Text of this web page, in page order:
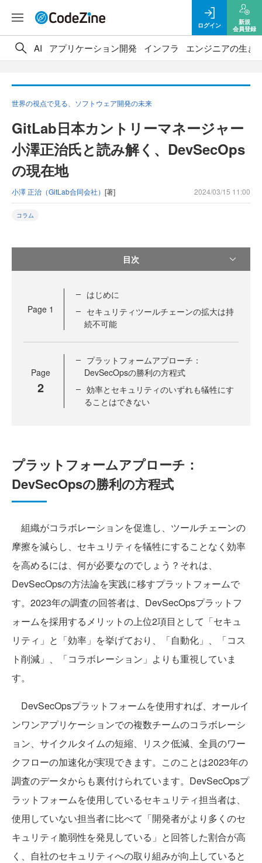
ログイン
新規
会員登録
AI アプリケーション開発 インフラ エンジニアの生き
世界の視点で見る、ソフトウェア開発の未来
GitLab日本カントリーマネージャー
小澤正治氏と読み解く、DevSecOps
の現在地
小澤 正治（GitLab合同会社） [著] 2024/03/15 11:00
コラム
目次
Page 1
はじめに
セキュリティツールチェーンの拡大は持
続不可能
Page
2
プラットフォームアプローチ：
DevSecOpsの勝利の方程式
効率とセキュリティのいずれも犠牲にす
ることはできない
プラットフォームアプローチ：
DevSecOpsの勝利の方程式
組織がコラボレーションを促進し、ツールチェーンの
摩擦を減らし、セキュリティを犠牲にすることなく効率
を高めるには、何が必要なのでしょう？それは、
DevSecOpsの方法論を実践に移すプラットフォームで
す。2023年の調査の回答者は、DevSecOpsプラットフ
ォームを採用するメリットの上位2項目として「セキュ
リティ」と「効率」を挙げており、「自動化」、「コス
ト削減」、「コラボレーション」よりも重視していま
す。
DevSecOpsプラットフォームを使用すれば、オールイ
ンワンアプリケーションでの複数チームのコラボレーシ
ョン、サイクルタイムの短縮、リスク低減、全員のワー
クフローの加速化が実現できます。このことは2023年の
調査のデータからも裏付けられています。DevSecOpsプ
ラットフォームを使用しているセキュリティ担当者は、
使用していない担当者に比べて「開発者がより多くのセ
キュリティ脆弱性を発見している」と回答した割合が高
く、自社のセキュリティへの取り組みが向上していると